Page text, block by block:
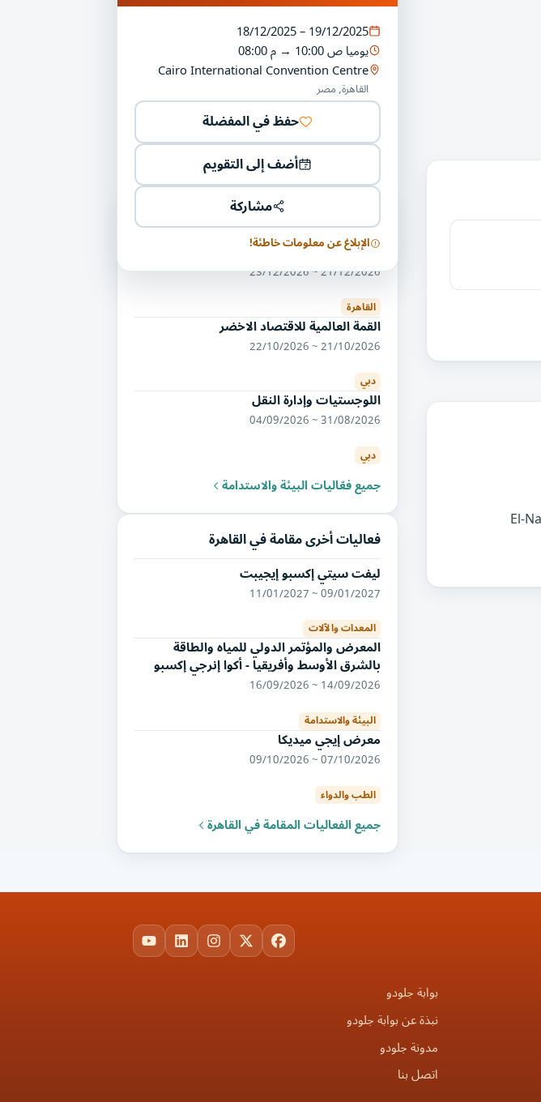
18/12/2025 – 19/12/2025
يوميا10:00 ص →08:00 م
Cairo International Convention Centre
القاهرة, مصر
حفظ في المفضلة
أضف إلى التقويم
مشاركة
الإبلاغ عن معلومات خاطئة!
فعاليات أخرى في مجال البيئة والاستدامة
معرض أجري إكسبو
21/12/2026 ~ 23/12/2026
القاهرة
القمة العالمية للاقتصاد الاخضر
21/10/2026 ~ 22/10/2026
دبي
اللوجستيات وإدارة النقل
31/08/2026 ~ 04/09/2026
دبي
جميع فعّاليات البيئة والاستدامة
فعاليات أخرى مقامة في القاهرة
ليفت سيتي إكسبو إيجيبت
09/01/2027 ~ 11/01/2027
المعدات والآلات
المعرض والمؤتمر الدولي للمياه والطاقة
بالشرق الأوسط وأفريقيا - أكوا إنرجي إكسبو
14/09/2026 ~ 16/09/2026
البيئة والاستدامة
معرض إيجي ميديكا
07/10/2026 ~ 09/10/2026
الطب والدواء
جميع الفعاليات المقامة في القاهرة
Facebook
X
Instagram
LinkedIn
YouTube
بوابة جلودو
نبذة عن بوابة جلودو
مدونة جلودو
اتصل بنا